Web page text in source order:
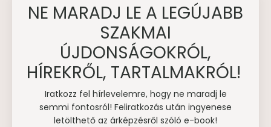
NE MARADJ LE A LEGÚJABB
SZAKMAI
ÚJDONSÁGOKRÓL,
HÍREKRŐL, TARTALMAKRÓL!
Iratkozz fel hírlevelemre, hogy ne maradj le
semmi fontosról! Feliratkozás után ingyenese
letölthető az árképzésről szóló e-book!